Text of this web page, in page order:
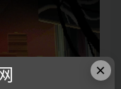
×